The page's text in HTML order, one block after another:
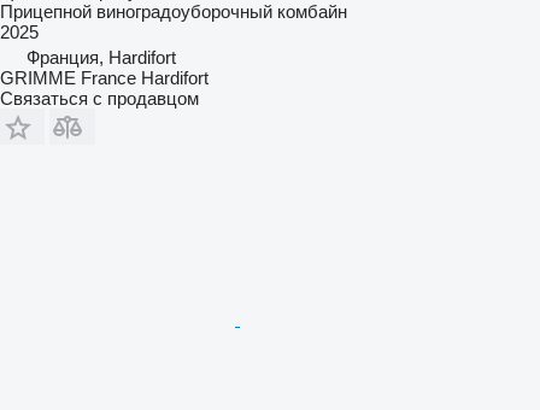
Прицепной виноградоуборочный комбайн
2025
Франция, Hardifort
GRIMME France Hardifort
Связаться с продавцом